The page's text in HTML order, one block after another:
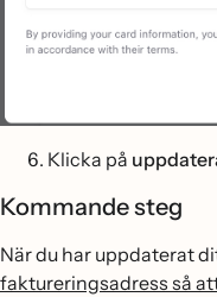
Klicka på
Kommande steg
När du har uppdaterat
faktureringsadress så